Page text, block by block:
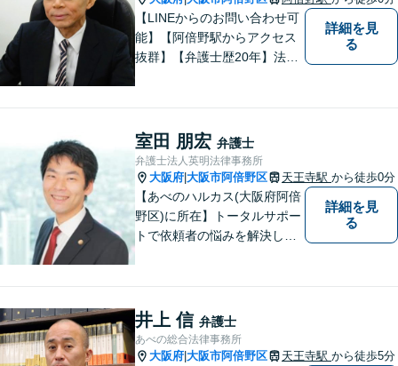
【LINEからのお問い合わせ可
能】【阿倍野駅からアクセス
抜群】【弁護士歴20年】法テ
トップ対応が強み！交通事故
／遺産分割／離婚／債務整理
／その他
詳細を見
る
室田 朋宏 弁護士
弁護士法人英明法律事務所
大阪府 大阪市阿倍野区 天王寺駅 から徒歩0分
【あべのハルカス(大阪府阿倍
野区)に所在】トータルサポー
トで依頼者の悩みを解決しま
詳細を見
る
井上 信 弁護士
あべの総合法律事務所
大阪府 大阪市阿倍野区 天王寺駅 から徒歩5分